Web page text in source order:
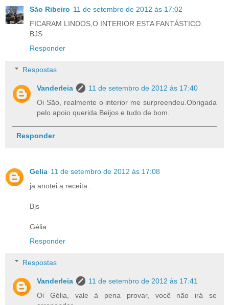
São Ribeiro 11 de setembro de 2012 às 17:02
FICARAM LINDOS,O INTERIOR ESTA FANTÁSTICO.
BJS
Responder
Respostas
Vanderleia
11 de setembro de 2012 às 17:40
Oi São, realmente o interior me surpreendeu.Obrigada
pelo apoio querida.Beijos e tudo de bom.
Responder
Gelia 11 de setembro de 2012 às 17:08
ja anotei a receita..
Bjs
Gélia
Responder
Respostas
Vanderleia
11 de setembro de 2012 às 17:41
Oi Gélia, vale à pena provar, você não irá se